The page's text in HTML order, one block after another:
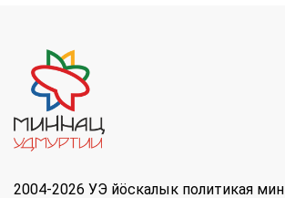
2004-2026 УЭ йöскалык политикая